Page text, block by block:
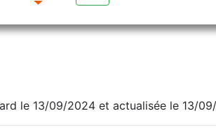
le 13/09/2024 et actualisée le 13/